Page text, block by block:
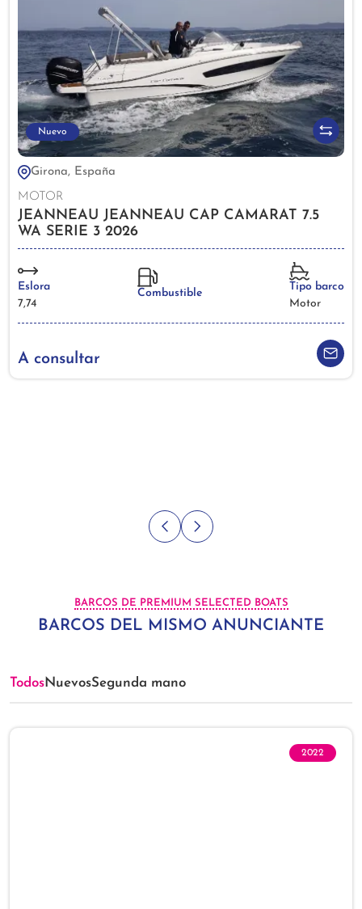
Nuevo
Girona, España
MOTOR
JEANNEAU JEANNEAU CAP CAMARAT 7.5
WA SERIE 3 2026
Eslora
7,74
Combustible
Tipo barco
Motor
A consultar
BARCOS DE PREMIUM SELECTED BOATS
BARCOS DEL MISMO ANUNCIANTE
TodosNuevosSegunda mano
2022